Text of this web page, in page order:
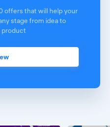
offers that will help your
stage from idea to
product